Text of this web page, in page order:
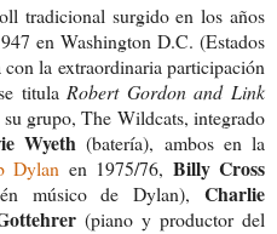
tradicional surgido en los años
en Washington D.C. (Estados
la extraordinaria participación
titula Robert Gordon and Link
grupo, The Wildcats, integrado
Wyeth (batería), ambos en la
Dylan en 1975/76, Billy Cross
músico de Dylan), Charlie
(piano y productor del